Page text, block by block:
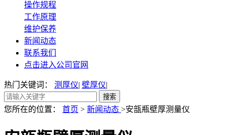
操作规程
工作原理
维护保养
新闻动态
联系我们
点击进入公司官网
热门关键词： 测厚仪| 壁厚仪|
您所在的位置： 首页 > 新闻动态 >安瓿瓶壁厚测量仪